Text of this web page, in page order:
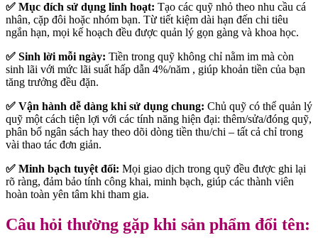
✅ Mục đích sử dụng linh hoạt: Tạo các quỹ nhỏ theo nhu cầu cá
nhân, cặp đôi hoặc nhóm bạn. Từ tiết kiệm dài hạn đến chi tiêu
ngắn hạn, mọi kế hoạch đều được quản lý gọn gàng và khoa học.
✅ Sinh lời mỗi ngày: Tiền trong quỹ không chỉ nằm im mà còn
sinh lãi với mức lãi suất hấp dẫn 4%/năm , giúp khoản tiền của bạn
tăng trưởng đều đặn.
✅ Vận hành dễ dàng khi sử dụng chung: Chủ quỹ có thể quản lý
quỹ một cách tiện lợi với các tính năng hiện đại: thêm/sửa/đóng quỹ,
phân bổ ngân sách hay theo dõi dòng tiền thu/chi – tất cả chỉ trong
vài thao tác đơn giản.
✅ Minh bạch tuyệt đối: Mọi giao dịch trong quỹ đều được ghi lại
rõ ràng, đảm bảo tính công khai, minh bạch, giúp các thành viên
hoàn toàn yên tâm khi tham gia.
Câu hỏi thường gặp khi sản phẩm đổi tên: